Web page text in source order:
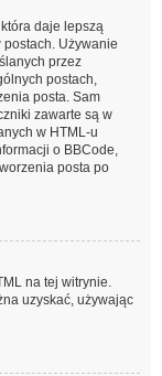
daje lepszą
Używanie
przez
postach,
posta. Sam
zawarte są w
w HTML-u
o BBCode,
posta po
na tej witrynie.
uzyskać, używając